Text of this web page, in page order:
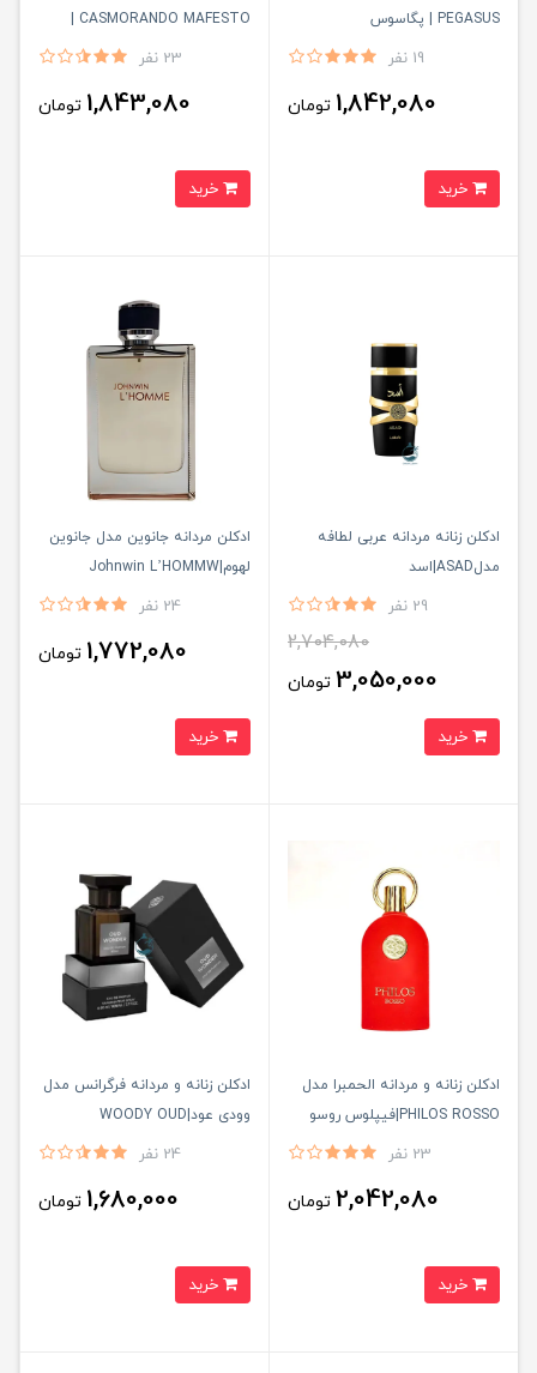
PEGASUS | پگاسوس
19 نفر
1,842,080 تومان
CASMORANDO MAFESTO |
كازاموراندو مفيستو
23 نفر
1,843,080 تومان
ادكلن زنانه مردانه عربى لطافه
مدلASAD|اسد
29 نفر
2,704,080
3,050,000 تومان
ادكلن مردانه جانوين مدل جانوين
لهوم|Johnwin L’HOMMW
24 نفر
1,772,080 تومان
ادكلن زنانه و مردانه الحمبرا مدل
PHILOS ROSSO|فيپلوس روسو
23 نفر
2,042,080 تومان
ادكلن زنانه و مردانه فرگرانس مدل
وودى عود|WOODY OUD
24 نفر
1,680,000 تومان